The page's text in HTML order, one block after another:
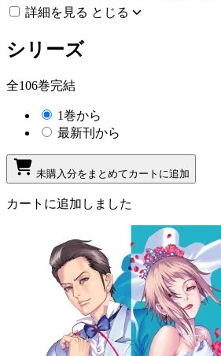
詳細を見る とじる
シリーズ
全106巻完結
1巻から
最新刊から
未購入分をまとめてカートに追加
カートに追加しました